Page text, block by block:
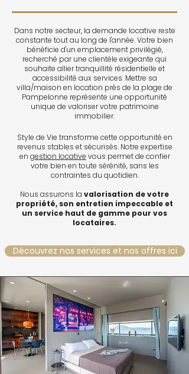
Dans notre secteur, la demande locative reste
constante tout au long de l'année. Votre bien
bénéficie d'un emplacement privilégié,
recherché par une clientèle exigeante qui
souhaite allier tranquillité résidentielle et
accessibilité aux services. Mettre sa
villa/maison en location près de la plage de
Pampelonne représente une opportunité
unique de valoriser votre patrimoine
immobilier.
Style de Vie transforme cette opportunité en
revenus stables et sécurisés. Notre expertise
en gestion locative vous permet de confier
votre bien en toute sérénité, sans les
contraintes du quotidien.
Nous assurons la valorisation de votre
propriété, son entretien impeccable et
un service haut de gamme pour vos
locataires.
Découvrez nos services et nos offres ici